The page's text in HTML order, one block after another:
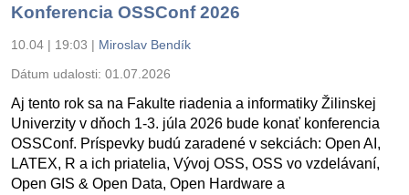
Konferencia OSSConf 2026
10.04 | 19:03 | Miroslav Bendík
Dátum udalosti: 01.07.2026
Aj tento rok sa na Fakulte riadenia a informatiky Žilinskej
Univerzity v dňoch 1-3. júla 2026 bude konať konferencia
OSSConf. Príspevky budú zaradené v sekciách: Open AI,
LATEX, R a ich priatelia, Vývoj OSS, OSS vo vzdelávaní,
Open GIS & Open Data, Open Hardware a